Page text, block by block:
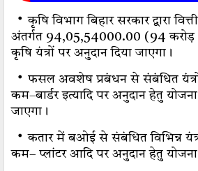
・कृषि विभाग बिहार सरकार द्वारा
अंतर्गत 94,05,54000.00 (94 करोड़
कृषि यंत्रों पर अनुदान दिया जाएगा।
・ फसल अवशेष प्रबंधन से संबंधित यंत्रों
कम–बार्डर इत्यादि पर अनुदान हेतु
जाएगा।
・कतार में बओई से संबंधित विभिन्न
कम– प्लांटर आदि पर अनुदान हेतु